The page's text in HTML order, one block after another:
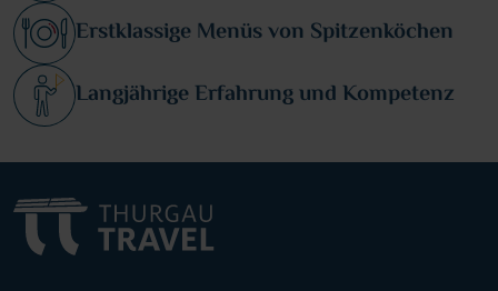
Erstklassige Menüs von Spitzenköchen
Langjährige Erfahrung und Kompetenz